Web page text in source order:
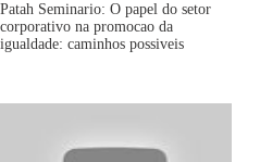
Patah Seminario: O papel do setor
corporativo na promocao da
igualdade: caminhos possiveis